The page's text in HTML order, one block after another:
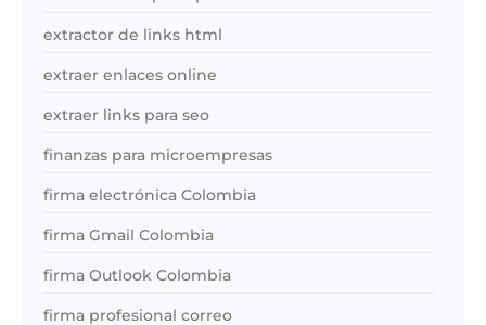
extractor de links html
extraer enlaces online
extraer links para seo
finanzas para microempresas
firma electrónica Colombia
firma Gmail Colombia
firma Outlook Colombia
firma profesional correo